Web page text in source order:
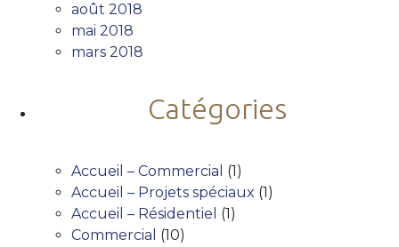
août 2018
mai 2018
mars 2018
Catégories
Accueil – Commercial (1)
Accueil – Projets spéciaux (1)
Accueil – Résidentiel (1)
Commercial (10)